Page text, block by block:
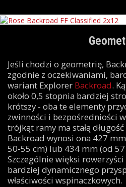
Jeśli chodzi o geometrię,
zgodnie z oczekiwaniami,
wariant Explorer Backroad.
około 0,5 stopnia bardziej
krótszy - oba te elementy
zwinności i bezpośredniości
trójkąt ramy ma stałą
Backroad wynosi ona 427
50-55 cm) lub 434 mm (od 57
Szczególnie więksi
bardziej dynamicznego
właściwości wspinaczkowych.